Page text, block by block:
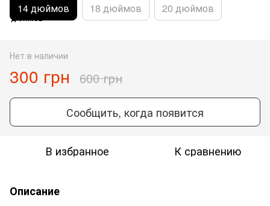
14 дюймов 18 дюймов 20 дюймов
Нет в наличии
300 грн 600 грн
Сообщить, когда появится
В избранное К сравнению
Описание